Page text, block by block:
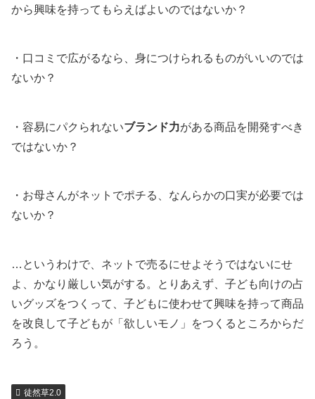
から興味を持ってもらえばよいのではないか？
・口コミで広がるなら、身につけられるものがいいのでは
ないか？
・容易にパクられないブランド力がある商品を開発すべき
ではないか？
・お母さんがネットでポチる、なんらかの口実が必要では
ないか？
…というわけで、ネットで売るにせよそうではないにせ
よ、かなり厳しい気がする。とりあえず、子ども向けの占
いグッズをつくって、子どもに使わせて興味を持って商品
を改良して子どもが「欲しいモノ」をつくるところからだ
ろう。
徒然草2.0